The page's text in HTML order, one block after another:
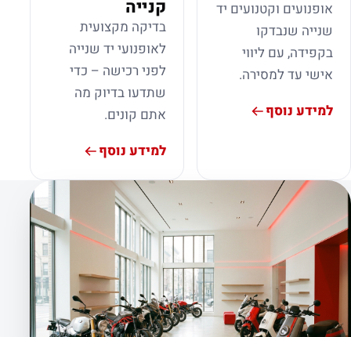
אופנועים וקטנועים יד
שנייה שנבדקו
בקפידה, עם ליווי
אישי עד למסירה.
למידע נוסף
קנייה
בדיקה מקצועית
לאופנועי יד שנייה
לפני רכישה – כדי
שתדעו בדיוק מה
אתם קונים.
למידע נוסף